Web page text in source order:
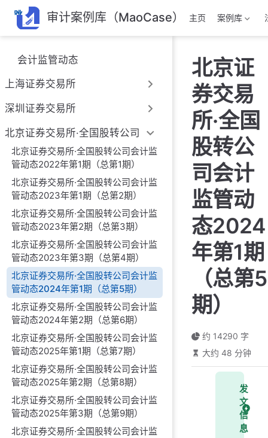
跳
至
主
內
容
审计案例库（MaoCase） 主页 案例库
会计监管动态
上海证券交易所
深圳证券交易所
北京证券交易所·全国股转公司
北京证券交易所·全国股转公司会计监
管动态2022年第1期（总第1期）
北京证券交易所·全国股转公司会计监
管动态2023年第1期（总第2期）
北京证券交易所·全国股转公司会计监
管动态2023年第2期（总第3期）
北京证券交易所·全国股转公司会计监
管动态2023年第3期（总第4期）
北京证券交易所·全国股转公司会计监
管动态2024年第1期（总第5期）
北京证券交易所·全国股转公司会计监
管动态2024年第2期（总第6期）
北京证券交易所·全国股转公司会计监
管动态2025年第1期（总第7期）
北京证券交易所·全国股转公司会计监
管动态2025年第2期（总第8期）
北京证券交易所·全国股转公司会计监
管动态2025年第3期（总第9期）
北京证券交易所·全国股转公司会计监
北京证
券交易
所·全国
股转公
司会计
监管动
态2024
年第1期
（总第5
期）
约 14290 字
大约 48 分钟
发
文
信
息